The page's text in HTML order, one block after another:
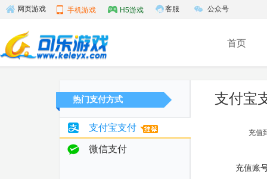
网页游戏 手机游戏 H5游戏 客服 公众号
首页
热门支付方式
支付宝支付
微信支付
支付宝
充值
充值账